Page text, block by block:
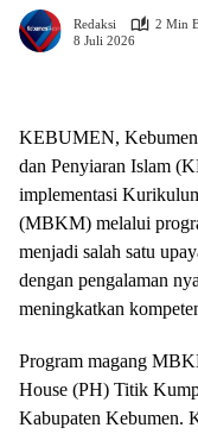
Redaksi
2 Min
8 Juli 2026
KEBUMEN,
dan Penyiaran Islam
implementasi
(MBKM) melalui
menjadi salah satu
dengan pengalaman
meningkatkan
Program magang
House (PH) Titik
Kabupaten Kebumen.